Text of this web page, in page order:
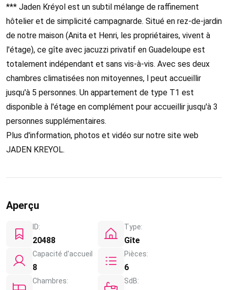
*** Jaden Kréyol est un subtil mélange de raffinement
hôtelier et de simplicité campagnarde. Situé en rez-de-jardin
de notre maison (Anita et Henri, les propriétaires, vivent à
l'étage), ce gîte avec jacuzzi privatif en Guadeloupe est
totalement indépendant et sans vis-à-vis. Avec ses deux
chambres climatisées non mitoyennes, l peut accueillir
jusqu'à 5 personnes. Un appartement de type T1 est
disponible à l'étage en complément pour accueillir jusqu'à 3
personnes supplémentaires.
Plus d'information, photos et vidéo sur notre site web
JADEN KREYOL.
Aperçu
ID:
20488
Type:
Gîte
Capacité d'accueil
8
Pièces:
6
Chambres: SdB: